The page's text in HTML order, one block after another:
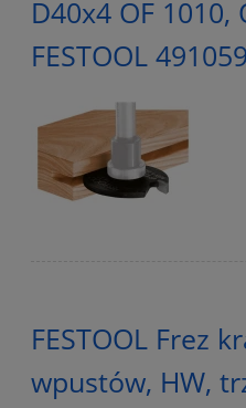
D40x4 OF 1010,
FESTOOL 491059
FESTOOL Frez
wpustów, HW,